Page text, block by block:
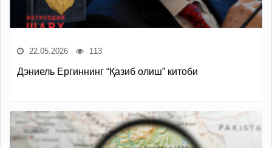
22.05.2026 113
Дэниель Ергиннинг “Қазиб олиш” китоби